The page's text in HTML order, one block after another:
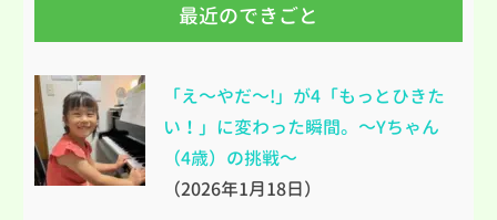
最近のできごと
「え～やだ～!」が4「もっとひきた
い！」に変わった瞬間。～Yちゃん
（4歳）の挑戦～
（2026年1月18日）